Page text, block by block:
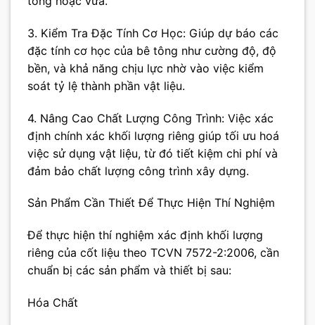
3. Kiểm Tra Đặc Tính Cơ Học: Giúp dự báo các
đặc tính cơ học của bê tông như cường độ, độ
bền, và khả năng chịu lực nhờ vào việc kiểm
soát tỷ lệ thành phần vật liệu.
4. Nâng Cao Chất Lượng Công Trình: Việc xác
định chính xác khối lượng riêng giúp tối ưu hoá
việc sử dụng vật liệu, từ đó tiết kiệm chi phí và
đảm bảo chất lượng công trình xây dựng.
Sản Phẩm Cần Thiết Để Thực Hiện Thí Nghiệm
Để thực hiện thí nghiệm xác định khối lượng
riêng của cốt liệu theo TCVN 7572-2:2006, cần
chuẩn bị các sản phẩm và thiết bị sau:
Hóa Chất